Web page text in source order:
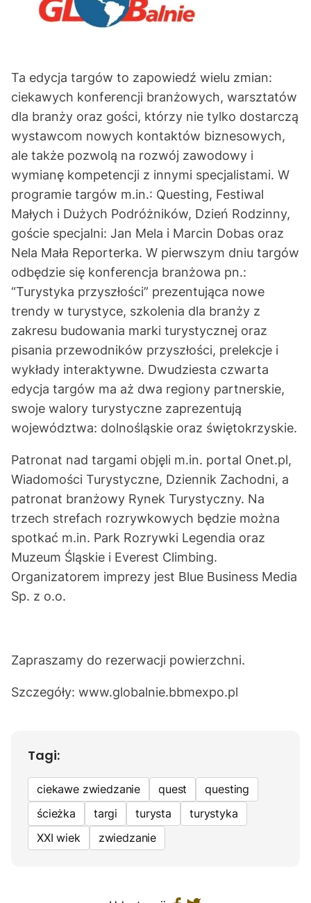
Ta edycja targów to zapowiedź wielu zmian:
ciekawych konferencji branżowych, warsztatów
dla branży oraz gości, którzy nie tylko dostarczą
wystawcom nowych kontaktów biznesowych,
ale także pozwolą na rozwój zawodowy i
wymianę kompetencji z innymi specjalistami. W
programie targów m.in.: Questing, Festiwal
Małych i Dużych Podróżników, Dzień Rodzinny,
goście specjalni: Jan Mela i Marcin Dobas oraz
Nela Mała Reporterka. W pierwszym dniu targów
odbędzie się konferencja branżowa pn.:
“Turystyka przyszłości” prezentująca nowe
trendy w turystyce, szkolenia dla branży z
zakresu budowania marki turystycznej oraz
pisania przewodników przyszłości, prelekcje i
wykłady interaktywne. Dwudziesta czwarta
edycja targów ma aż dwa regiony partnerskie,
swoje walory turystyczne zaprezentują
województwa: dolnośląskie oraz świętokrzyskie.
Patronat nad targami objęli m.in. portal Onet.pl,
Wiadomości Turystyczne, Dziennik Zachodni, a
patronat branżowy Rynek Turystyczny. Na
trzech strefach rozrywkowych będzie można
spotkać m.in. Park Rozrywki Legendia oraz
Muzeum Śląskie i Everest Climbing.
Organizatorem imprezy jest Blue Business Media
Sp. z o.o.
Zapraszamy do rezerwacji powierzchni.
Szczegóły: www.globalnie.bbmexpo.pl
Tagi:
ciekawe zwiedzanie quest
questing
ścieżka
targi turysta
turystyka
XXI wiek
zwiedzanie